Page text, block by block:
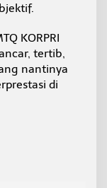
KORPRI
tertib,
nantinya
di